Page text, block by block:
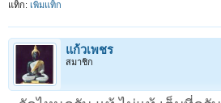
แท็ก: เพิ่มแท็ก
แก้วเพชร
สมาชิก